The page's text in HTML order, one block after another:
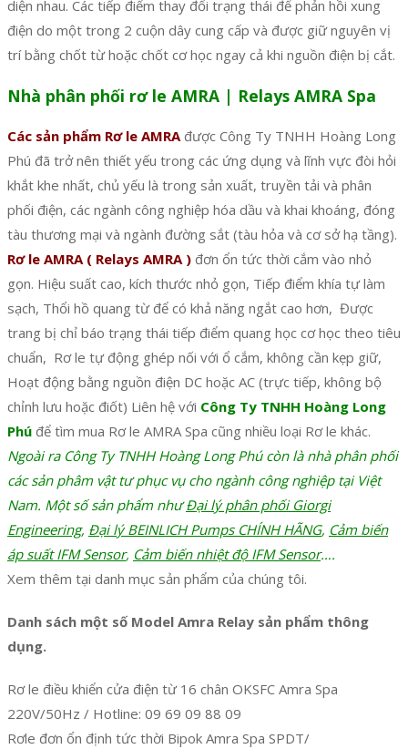
diện nhau. Các tiếp điểm thay đổi trạng thái để phản hồi xung
điện do một trong 2 cuộn dây cung cấp và được giữ nguyên vị
trí bằng chốt từ hoặc chốt cơ học ngay cả khi nguồn điện bị cắt.
Nhà phân phối rơ le AMRA | Relays AMRA Spa
Các sản phẩm Rơ le AMRAđược Công Ty TNHH Hoàng Long
Phú đã trở nên thiết yếu trong các ứng dụng và lĩnh vực đòi hỏi
khắt khe nhất, chủ yếu là trong sản xuất, truyền tải và phân
phối điện, các ngành công nghiệp hóa dầu và khai khoáng, đóng
tàu thương mại và ngành đường sắt (tàu hỏa và cơ sở hạ tầng).
Rơ le AMRA ( Relays AMRA ) đơn ổn tức thời cắm vào nhỏ
gọn. Hiệu suất cao, kích thước nhỏ gọn, Tiếp điểm khía tự làm
sạch, Thổi hồ quang từ để có khả năng ngắt cao hơn, Được
trang bị chỉ báo trạng thái tiếp điểm quang học cơ học theo tiêu
chuẩn, Rơ le tự động ghép nối với ổ cắm, không cần kẹp giữ,
Hoạt động bằng nguồn điện DC hoặc AC (trực tiếp, không bộ
chỉnh lưu hoặc điốt) Liên hệ với Công Ty TNHH Hoàng Long
Phú để tìm mua Rơ le AMRA Spa cũng nhiều loại Rơ le khác.
Ngoài ra Công Ty TNHH Hoàng Long Phú còn là nhà phân phối
các sản phâm vật tư phục vụ cho ngành công nghiệp tại Việt
Nam. Một số sản phẩm nhưĐại lý phân phối Giorgi
Engineering, Đại lý BEINLICH Pumps CHÍNH HÃNG, Cảm biến
áp suất IFM Sensor, Cảm biến nhiệt độ IFM Sensor….
Xem thêm tại danh mục sản phẩm của chúng tôi.
Danh sách một số Model Amra Relay sản phẩm thông
dụng.
Rơ le điều khiển cửa điện từ 16 chân OKSFC Amra Spa
220V/50Hz / Hotline: 09 69 09 88 09
Rơle đơn ổn định tức thời Bipok Amra Spa SPDT/